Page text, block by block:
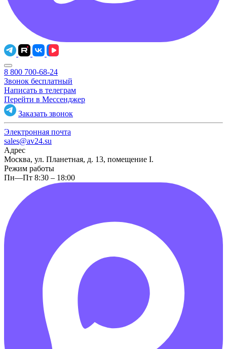
8 800 700-68-24
Звонок бесплатный
Написать в телеграм
Перейти в Мессенджер
Заказать звонок
Электронная почта
sales@av24.su
Адрес
Москва, ул. Планетная, д. 13, помещение I.
Режим работы
Пн—Пт 8:30 – 18:00